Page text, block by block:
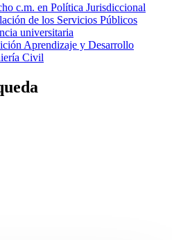
c.m. en Política Jurisdiccional
de los Servicios Públicos
universitaria
Aprendizaje y Desarrollo
Civil